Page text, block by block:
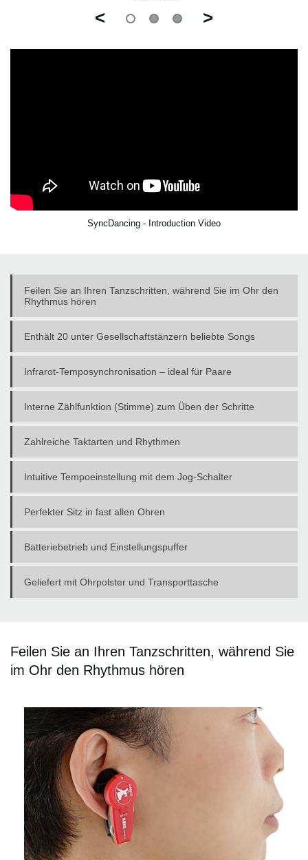
< >
SyncDancing - Introduction Video
Feilen Sie an Ihren Tanzschritten, während Sie im Ohr den
Rhythmus hören
Enthält 20 unter Gesellschaftstänzern beliebte Songs
Infrarot-Temposynchronisation – ideal für Paare
Interne Zählfunktion (Stimme) zum Üben der Schritte
Zahlreiche Taktarten und Rhythmen
Intuitive Tempoeinstellung mit dem Jog-Schalter
Perfekter Sitz in fast allen Ohren
Batteriebetrieb und Einstellungspuffer
Geliefert mit Ohrpolster und Transporttasche
Feilen Sie an Ihren Tanzschritten, während Sie
im Ohr den Rhythmus hören